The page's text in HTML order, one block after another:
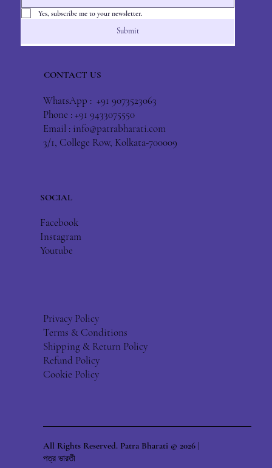
Yes, subscribe me to your newsletter.
Submit
CONTACT US
WhatsApp : +91 9073523063
Phone : +91 9433075550
Email : info@patrabharati.com
3/1, College Row, Kolkata-700009
SOCIAL
Facebook
Instagram
Youtube
Privacy Policy
Terms & Conditions
Shipping & Return Policy
Refund Policy
Cookie Policy
All Rights Reserved. Patra Bharati © 2026 |
পত্র ভারতী